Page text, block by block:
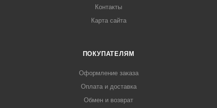
Контакты
Карта сайта
ПОКУПАТЕЛЯМ
Оформление заказа
Оплата и доставка
Обмен и возврат